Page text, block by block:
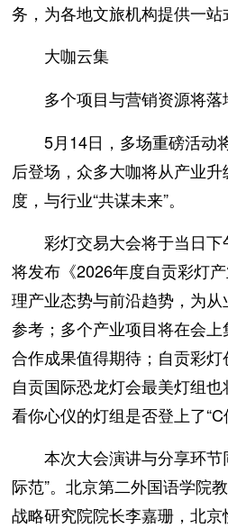
务，为各地文旅机构提供一站
大咖云集
多个项目与营销资源将落
5月14日，多场重磅活动
后登场，众多大咖将从产业
度，与行业“共谋未来”。
彩灯交易大会将于当日
将发布《2026年度自贡彩灯
理产业态势与前沿趋势，为
参考；多个产业项目将在会
合作成果值得期待；自贡彩
自贡国际恐龙灯会最美灯组
看你心仪的灯组是否登上了“C
本次大会演讲与分享环
际范”。北京第二外国语学院
战略研究院院长李嘉珊，北